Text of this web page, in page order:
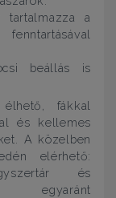
a
beállás is
fákkal
és kellemes
A közelben
elérhető:
és
egyaránt